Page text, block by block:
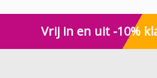
Vrij in en uit -10%